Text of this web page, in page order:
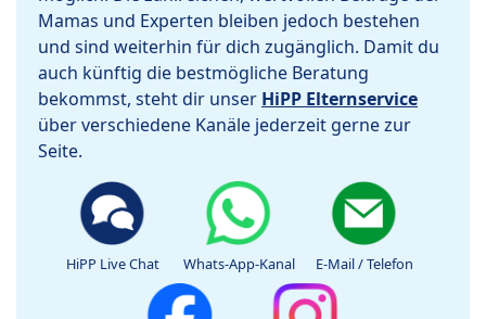
Mamas und Experten bleiben jedoch bestehen
und sind weiterhin für dich zugänglich. Damit du
auch künftig die bestmögliche Beratung
bekommst, steht dir unser HiPP Elternservice
über verschiedene Kanäle jederzeit gerne zur
Seite.
HiPP Live Chat Whats-App-Kanal E-Mail / Telefon